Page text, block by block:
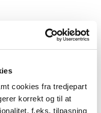
cookies fra tredjepart
korrekt og til at
f.eks. tilpasning